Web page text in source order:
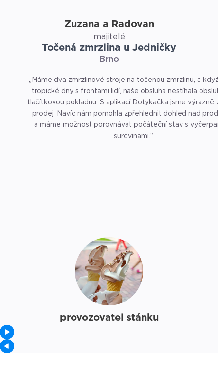
Zuzana a Radovan
majitelé
Točená zmrzlina u Jedničky
Brno
„Máme dva zmrzlinové stroje na točenou zmrzlinu, a
tropické dny s frontami lidí, naše obsluha nestíhala
tlačítkovou pokladnu. S aplikací Dotykačka jsme výrazně
prodej. Navíc nám pomohla zpřehlednit dohled nad
a máme možnost porovnávat počáteční stav s
surovinami.“
provozovatel stánku